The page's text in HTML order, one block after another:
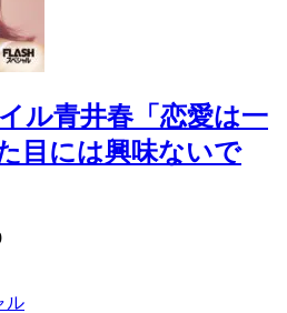
ル青井春「恋愛は一
目には興味ないで
ル